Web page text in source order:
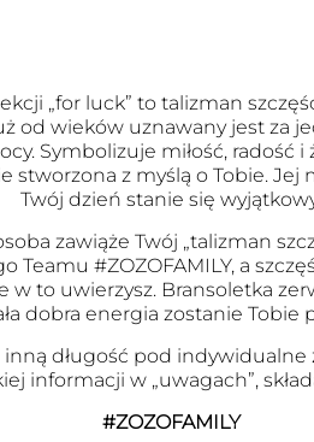
„for luck” to talizman
od wieków uznawany jest za
Symbolizuje miłość, radość i
stworzona z myślą o Tobie. Jej
Twój dzień stanie się
zawiąże Twój „talizman
Teamu #ZOZOFAMILY, a
w to uwierzysz. Bransoletka
dobra energia zostanie Tobie
długość pod
informacji w „uwagach”,
#ZOZOFAMILY